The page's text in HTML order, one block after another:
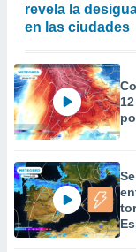
revela la
en las ciudades